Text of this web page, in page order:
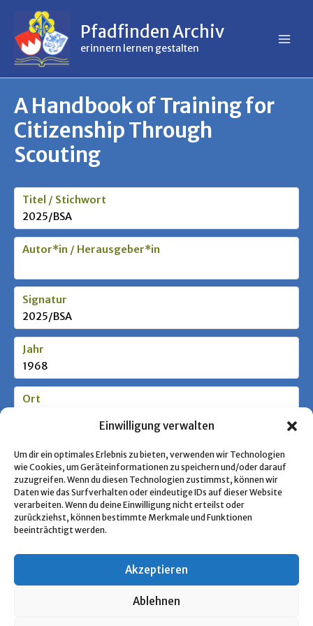
Einwilligung verwalten
Um dir ein optimales Erlebnis zu bieten, verwenden wir Technologien
wie Cookies, um Geräteinformationen zu speichern und/oder darauf
zuzugreifen. Wenn du diesen Technologien zustimmst, können wir
Daten wie das Surfverhalten oder eindeutige IDs auf dieser Website
verarbeiten. Wenn du deine Einwilligung nicht erteilst oder
zurückziehst, können bestimmte Merkmale und Funktionen
beeinträchtigt werden.
Akzeptieren
Ablehnen
springen
springen
Pfadfinden Archiv
erinnern lernen gestalten
A Handbook of Training for
Citizenship Through
Scouting
Titel / Stichwort
2025/BSA
Autor*in / Herausgeber*in
Signatur
2025/BSA
Jahr
1968
Ort
Stufe / Zielgruppe
Schlagworte
Pfadfindertum, USA
« Zurück zur Übersicht